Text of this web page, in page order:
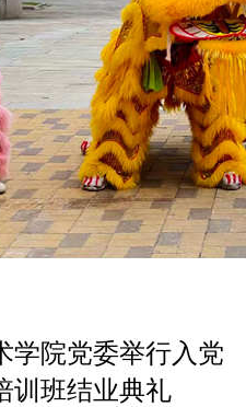
学院党委举行入党
训班结业典礼